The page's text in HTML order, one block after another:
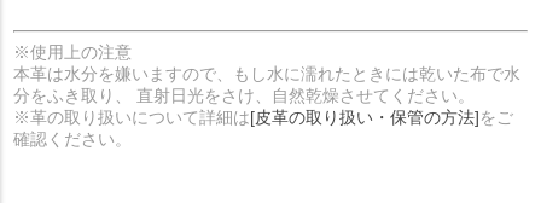
※使用上の注意
本革は水分を嫌いますので、もし水に濡れたときには乾いた布で水
分をふき取り、 直射日光をさけ、自然乾燥させてください。
※革の取り扱いについて詳細は[皮革の取り扱い・保管の方法]をご
確認ください。